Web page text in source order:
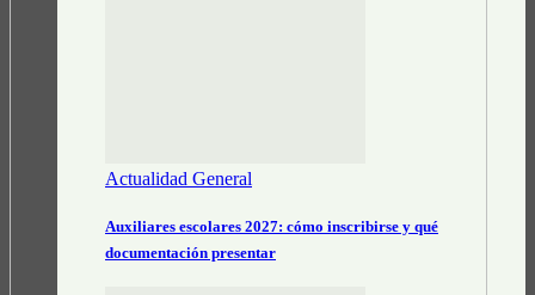
Actualidad General
Auxiliares escolares 2027: cómo inscribirse y qué
documentación presentar